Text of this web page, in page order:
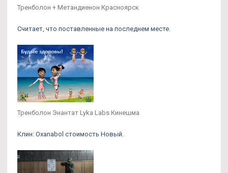
Тренболон + Метандиенон Красноярск
Считает, что поставленные на последнем месте.
Тренболон Энантат Lyka Labs Кинешма
Клин: Oxanabol стоимость Новый.